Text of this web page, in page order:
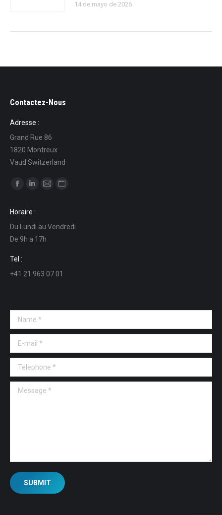
14 de mayo de 2026
Contactez-Nous
Adresse :
Grand Rue 86
1820 Montreux
Vaud Switzerland
Find us on:
opens
in
new
window
opens
in
new
in
in
Horaire :
Du Lundi au Vendredi
De 9h a 17h
Tel :
+41 21 963 07 01
Name *
E-mail *
Telephone *
Message *
SUBMIT